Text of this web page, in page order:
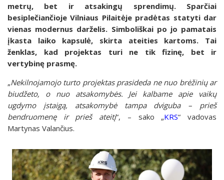
metrų, bet ir atsakingų sprendimų. Sparčiai
besiplečiančioje Vilniaus Pilaitėje pradėtas statyti dar
vienas modernus darželis. Simboliškai po jo pamatais
įkasta laiko kapsulė, skirta ateities kartoms. Tai
ženklas, kad projektas turi ne tik fizinę, bet ir
vertybinę prasmę.
„Nekilnojamojo turto projektas prasideda ne nuo brėžinių ar
biudžeto, o nuo atsakomybės. Jei kalbame apie vaikų
ugdymo įstaigą, atsakomybė tampa dviguba – prieš
bendruomenę ir prieš ateitį“, – sako „KRS“ vadovas
Martynas Valančius.